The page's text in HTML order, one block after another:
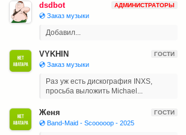
dsdbot АДМИНИСТРАТОРЫ
💿 Заказ музыки
Добавил...
VYKHIN ГОСТИ
💿 Заказ музыки
Раз уж есть дискография INXS,
просьба выложить Michael...
Женя ГОСТИ
💿 Band-Maid - Scooooop - 2025